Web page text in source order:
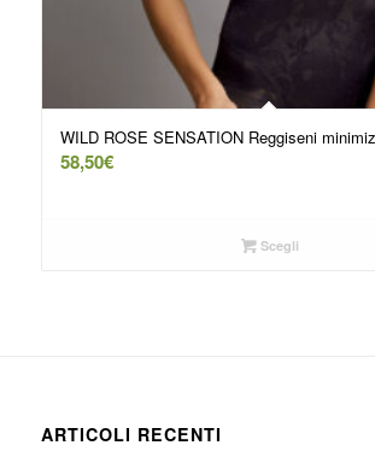
WILD ROSE SENSATION Reggiseni
58,50€
Scegli
ARTICOLI RECENTI